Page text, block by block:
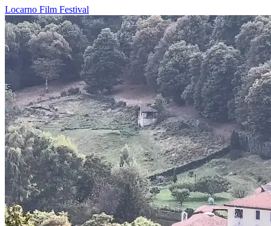
Locarno Film Festival